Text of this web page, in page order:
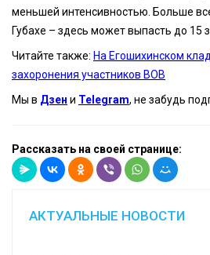
меньшей интенсивностью. Больше
Губахе – здесь может выпасть до 15
Читайте также: На Егошихинском
захоронения участников ВОВ
Мы в Дзен и Telegram, не забудь
Рассказать на своей странице:
АКТУАЛЬНЫЕ НОВОСТИ